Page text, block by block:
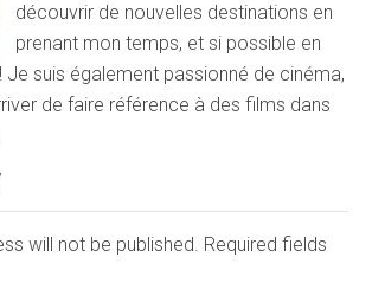
découvrir de nouvelles destinations en
prenant mon temps, et si possible en
Je suis également passionné de cinéma,
de faire référence à des films dans
will not be published. Required fields